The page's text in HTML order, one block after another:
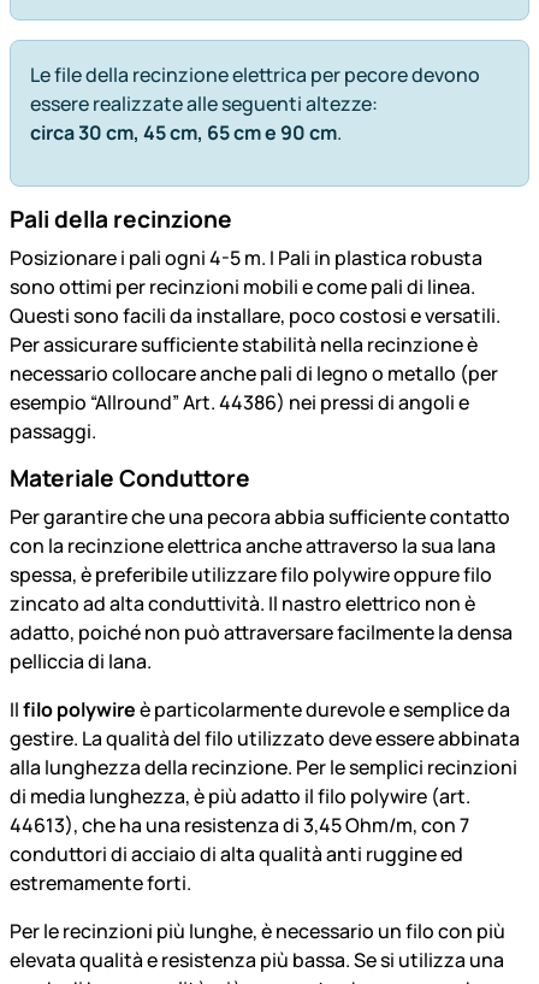
Le file della recinzione elettrica per pecore devono
essere realizzate alle seguenti altezze:
circa 30 cm, 45 cm, 65 cm e 90 cm.
Pali della recinzione
Posizionare i pali ogni 4-5 m. I Pali in plastica robusta
sono ottimi per recinzioni mobili e come pali di linea.
Questi sono facili da installare, poco costosi e versatili.
Per assicurare sufficiente stabilità nella recinzione è
necessario collocare anche pali di legno o metallo (per
esempio “Allround” Art. 44386) nei pressi di angoli e
passaggi.
Materiale Conduttore
Per garantire che una pecora abbia sufficiente contatto
con la recinzione elettrica anche attraverso la sua lana
spessa, è preferibile utilizzare filo polywire oppure filo
zincato ad alta conduttività. Il nastro elettrico non è
adatto, poiché non può attraversare facilmente la densa
pelliccia di lana.
Ilfilo polywireè particolarmente durevole e semplice da
gestire. La qualità del filo utilizzato deve essere abbinata
alla lunghezza della recinzione. Per le semplici recinzioni
di media lunghezza, è più adatto il filo polywire (art.
44613), che ha una resistenza di 3,45 Ohm/m, con 7
conduttori di acciaio di alta qualità anti ruggine ed
estremamente forti.
Per le recinzioni più lunghe, è necessario un filo con più
elevata qualità e resistenza più bassa. Se si utilizza una